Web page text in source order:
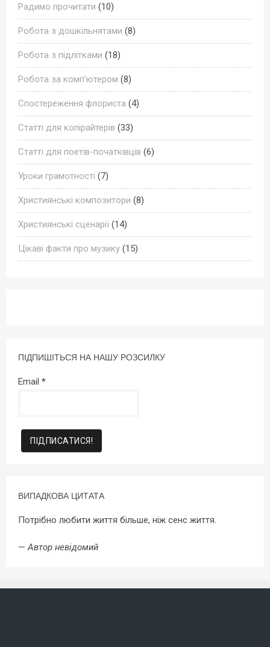
Радимо прочитати (10)
Робота з дошкільнятами (8)
Робота з підлітками (18)
Робота за комп'ютером (8)
Спостереження флориста (4)
Статті для копірайтерів (33)
Статті для поетів-початківців (6)
Уроки грамотності (7)
Християнські композитори (8)
Християнські сценарії (14)
Цікаві факти про музику (15)
ПІДПИШІТЬСЯ НА НАШУ РОЗСИЛКУ
Email *
ВИПАДКОВА ЦИТАТА
Потрібно любити життя більше, ніж сенс життя.
—Автор невідомий